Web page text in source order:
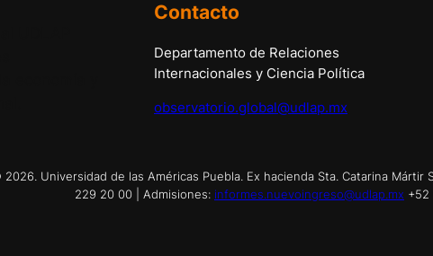
Contacto
Departamento de Relaciones
Internacionales y Ciencia Política
observatorio.global@udlap.mx
Universidad de las Américas Puebla. Ex hacienda Sta. Catarina Mártir
229 20 00 | Admisiones: informes.nuevoingreso@udlap.mx +52